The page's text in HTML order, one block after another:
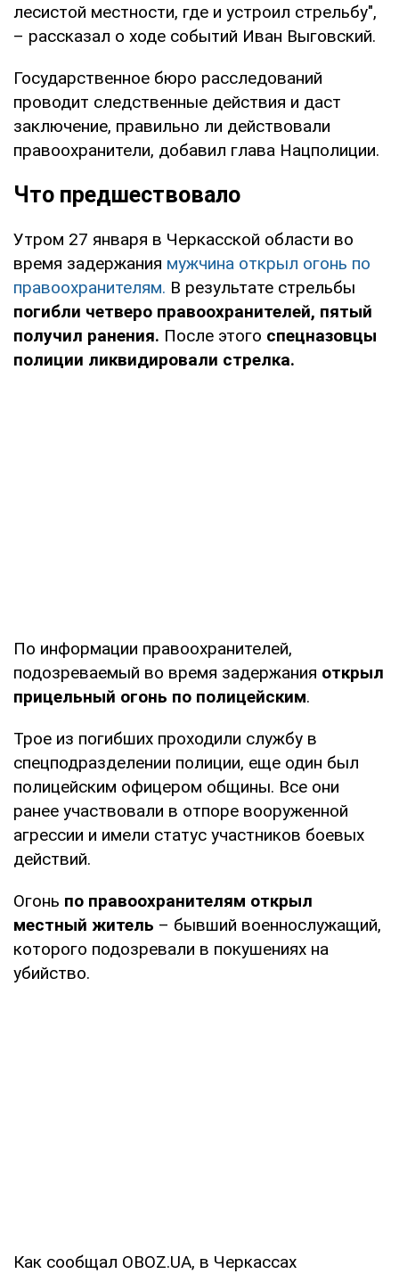
лесистой местности, где и устроил стрельбу",
– рассказал о ходе событий Иван Выговский.
Государственное бюро расследований
проводит следственные действия и даст
заключение, правильно ли действовали
правоохранители, добавил глава Нацполиции.
Что предшествовало
Утром 27 января в Черкасской области во
время задержания мужчина открыл огонь по
правоохранителям. В результате стрельбы
погибли четверо правоохранителей, пятый
получил ранения. После этого спецназовцы
полиции ликвидировали стрелка.
По информации правоохранителей,
подозреваемый во время задержания открыл
прицельный огонь по полицейским.
Трое из погибших проходили службу в
спецподразделении полиции, еще один был
полицейским офицером общины. Все они
ранее участвовали в отпоре вооруженной
агрессии и имели статус участников боевых
действий.
Огонь по правоохранителям открыл
местный житель – бывший военнослужащий,
которого подозревали в покушениях на
убийство.
Как сообщал OBOZ.UA, в Черкассах